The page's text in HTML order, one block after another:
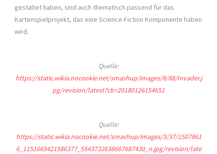
gestaltet haben, sind auch thematisch passend für das
Kartenspielprojekt, das eine Science-Fiction Komponente haben
wird.
Quelle:
https://static.wikia.nocookie.net/smashup/images/8/88/Invader.j
pg/revision/latest?cb=20180126154651
Quelle:
https://static.wikia.nocookie.net/smashup/images/3/37/1507861
6_1151665421586377_5543732638667687430_n.jpg/revision/late